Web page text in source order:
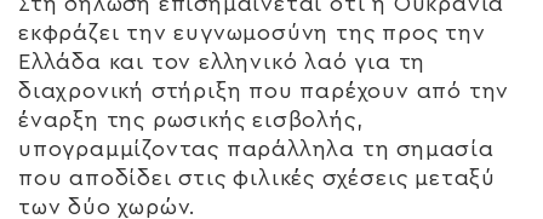
εκφράζει την ευγνωμοσύνη της προς την
Ελλάδα και τον ελληνικό λαό για τη
διαχρονική στήριξη που παρέχουν από την
έναρξη της ρωσικής εισβολής,
υπογραμμίζοντας παράλληλα τη σημασία
που αποδίδει στις φιλικές σχέσεις μεταξύ
των δύο χωρών.